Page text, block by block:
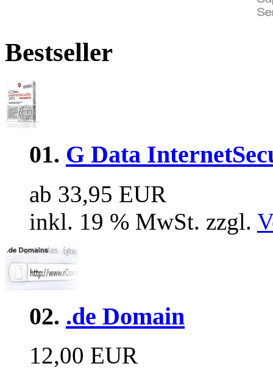
Bestseller
01. G Data
ab 33,95 EUR
inkl. 19 % MwSt. zzgl.
02. .de Domain
12,00 EUR